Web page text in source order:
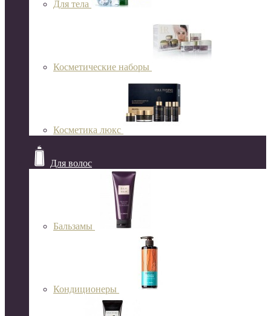
Для тела
Косметические наборы
Косметика люкс
Для волос
Бальзамы
Кондиционеры